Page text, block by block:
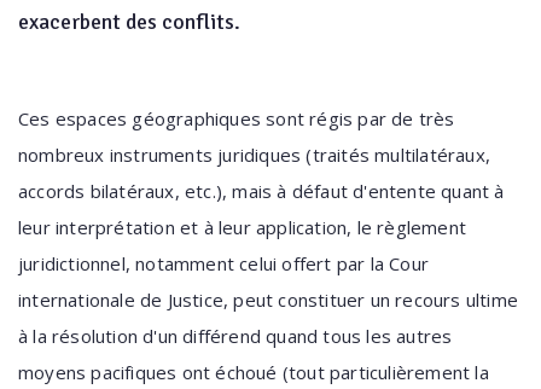
exacerbent des conflits.
Ces espaces géographiques sont régis par de très
nombreux instruments juridiques (traités multilatéraux,
accords bilatéraux, etc.), mais à défaut d'entente quant à
leur interprétation et à leur application, le règlement
juridictionnel, notamment celui offert par la Cour
internationale de Justice, peut constituer un recours ultime
à la résolution d'un différend quand tous les autres
moyens pacifiques ont échoué (tout particulièrement la